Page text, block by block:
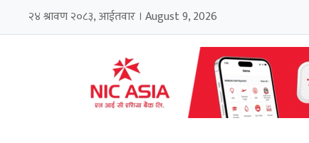
२४ श्रावण २०८३, आईतवार । August 9, 2026